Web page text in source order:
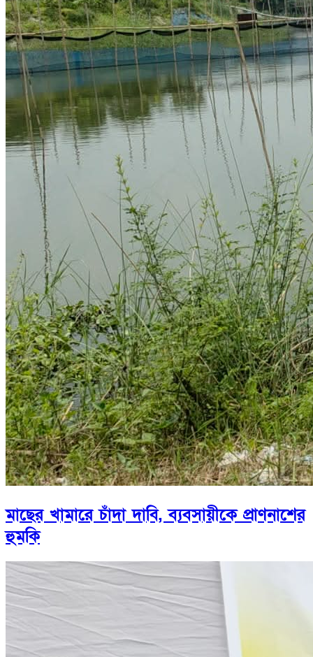
মাছের খামারে চাঁদা দাবি, ব্যবসায়ীকে প্রাণনাশের
হুমকি